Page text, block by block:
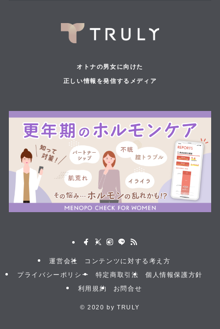
オトナの男女に向けた
正しい情報を発信するメディア
運営会社
コンテンツに対する考え方
プライバシーポリシー
特定商取引法
個人情報保護方針
利用規約
お問合せ
© 2020 by TRULY